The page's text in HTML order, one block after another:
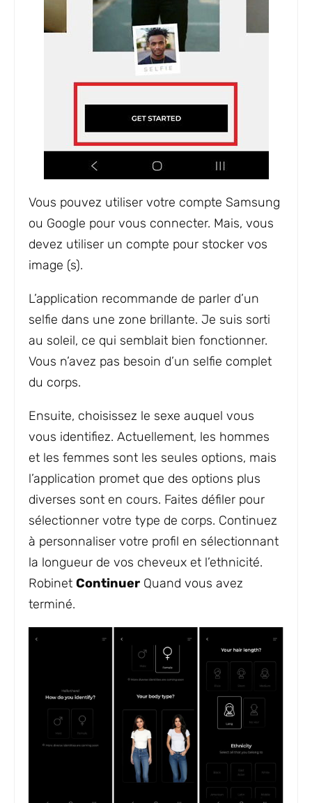
Vous pouvez utiliser votre compte Samsung
ou Google pour vous connecter. Mais, vous
devez utiliser un compte pour stocker vos
image (s).
L’application recommande de parler d’un
selfie dans une zone brillante. Je suis sorti
au soleil, ce qui semblait bien fonctionner.
Vous n’avez pas besoin d’un selfie complet
du corps.
Ensuite, choisissez le sexe auquel vous
vous identifiez. Actuellement, les hommes
et les femmes sont les seules options, mais
l’application promet que des options plus
diverses sont en cours. Faites défiler pour
sélectionner votre type de corps. Continuez
à personnaliser votre profil en sélectionnant
la longueur de vos cheveux et l’ethnicité.
Robinet Continuer Quand vous avez
terminé.